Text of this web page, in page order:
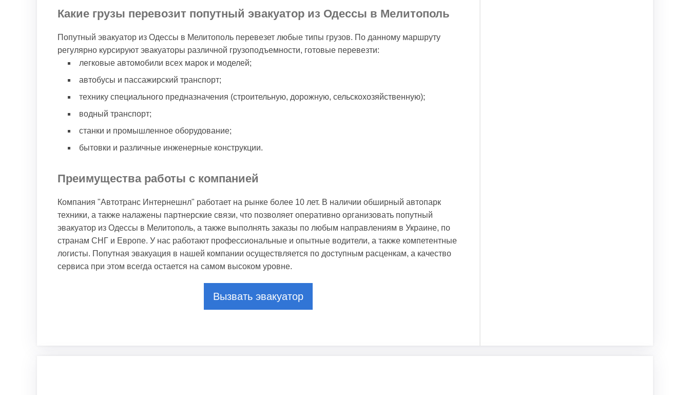
Какие грузы перевозит попутный эвакуатор из Одессы в Мелитополь
Попутный эвакуатор из Одессы в Мелитополь перевезет любые типы грузов. По данному маршруту
регулярно курсируют эвакуаторы различной грузоподъемности, готовые перевезти:
легковые автомобили всех марок и моделей;
автобусы и пассажирский транспорт;
технику специального предназначения (строительную, дорожную, сельскохозяйственную);
водный транспорт;
станки и промышленное оборудование;
бытовки и различные инженерные конструкции.
Преимущества работы с компанией
Компания "Автотранс Интернешнл" работает на рынке более 10 лет. В наличии обширный автопарк
техники, а также налажены партнерские связи, что позволяет оперативно организовать попутный
эвакуатор из Одессы в Мелитополь, а также выполнять заказы по любым направлениям в Украине, по
странам СНГ и Европе. У нас работают профессиональные и опытные водители, а также компетентные
логисты. Попутная эвакуация в нашей компании осуществляется по доступным расценкам, а качество
сервиса при этом всегда остается на самом высоком уровне.
Вызвать эвакуатор